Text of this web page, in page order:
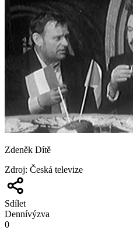
Zdeněk Dítě
Zdroj: Česká televize
Sdílet
Dennívýzva
0